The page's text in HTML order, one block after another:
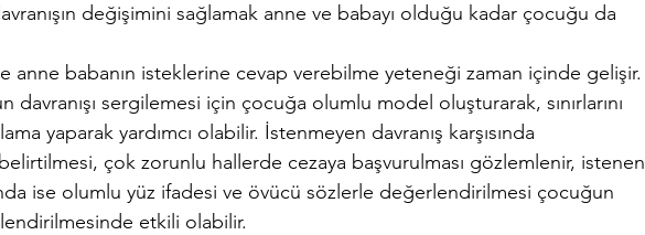
değişimini sağlamak anne ve babayı olduğu kadar çocuğu da
anne babanın isteklerine cevap verebilme yeteneği zaman içinde gelişir.
davranışı sergilemesi için çocuğa olumlu model oluşturarak, sınırlarını
yaparak yardımcı olabilir. İstenmeyen davranış karşısında
çok zorunlu hallerde cezaya başvurulması gözlemlenir, istenen
ise olumlu yüz ifadesi ve övücü sözlerle değerlendirilmesi çocuğun
etkili olabilir.